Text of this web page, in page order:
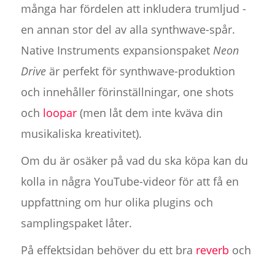
många har fördelen att inkludera trumljud -
en annan stor del av alla synthwave-spår.
Native Instruments expansionspaket Neon
Driveär perfekt för synthwave-produktion
och innehåller förinställningar, one shots
och loopar(men låt dem inte kväva din
musikaliska kreativitet).
Om du är osäker på vad du ska köpa kan du
kolla in några YouTube-videor för att få en
uppfattning om hur olika plugins och
samplingspaket låter.
På effektsidan behöver du ett bra reverb och